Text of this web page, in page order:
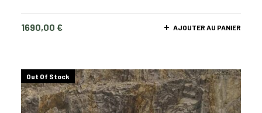
1690,00 € AJOUTER AU PANIER
Out Of Stock